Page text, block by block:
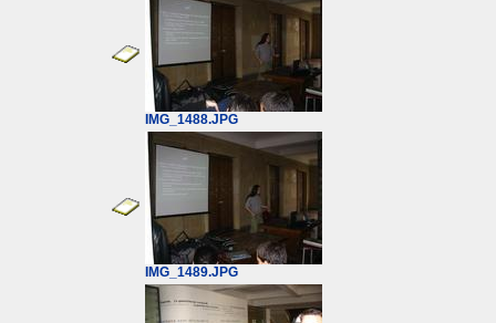
IMG_1488.JPG
IMG_1489.JPG